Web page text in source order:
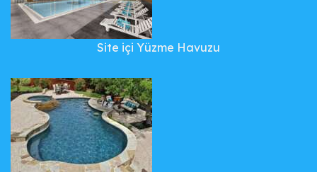
Site içi Yüzme Havuzu